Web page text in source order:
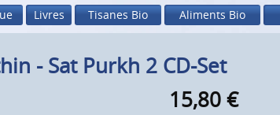
Livres Tisanes Bio Aliments Bio
- Sat Purkh 2 CD-Set
15,80€